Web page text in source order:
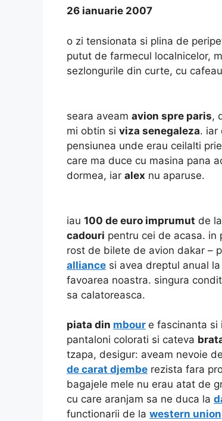
26 ianuarie 2007
o zi tensionata si plina de
putut de farmecul localnicelor,
sezlongurile din curte, cu
seara aveam avion spre paris,
mi obtin si viza senegaleza. iar
pensiunea unde erau ceilalti
care ma duce cu masina pana
dormea, iar alex nu aparuse.
iau 100 de euro imprumut de
cadouri pentru cei de acasa. in
rost de bilete de avion dakar –
alliance si avea dreptul anual
favoarea noastra. singura
sa calatoreasca.
piata din mbour e fascinanta si
pantaloni colorati si cateva
tzapa, desigur: aveam nevoie
de carat djembe rezista fara
bagajele mele nu erau atat de
cu care aranjam sa ne duca la
functionarii de la western union